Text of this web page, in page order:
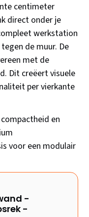
centimeter
direct onder je
werkstation
de muur. De
met de
Dit creëert visuele
per vierkante
en
voor een modulair
-
-